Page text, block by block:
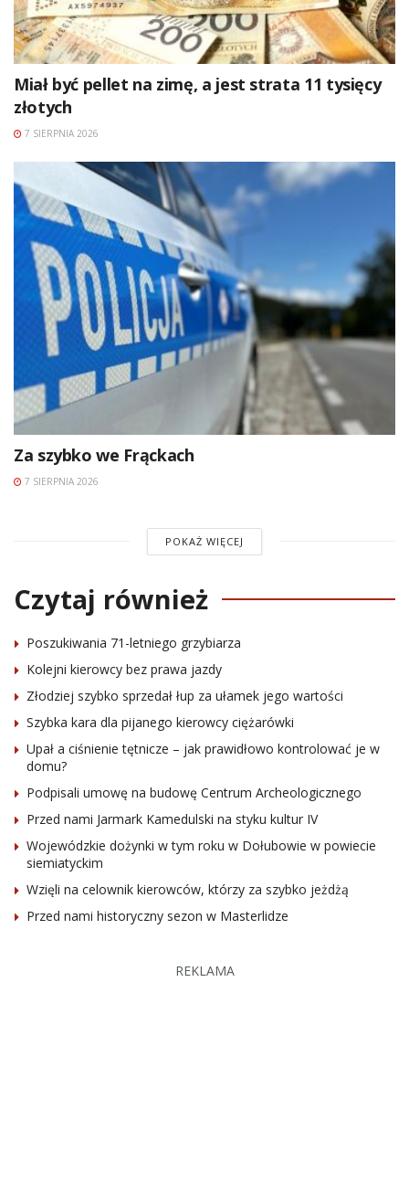
Miał być pellet na zimę, a jest strata 11 tysięcy
złotych
7 SIERPNIA 2026
Za szybko we Frąckach
7 SIERPNIA 2026
POKAŻ WIĘCEJ
Czytaj również
Poszukiwania 71-letniego grzybiarza
Kolejni kierowcy bez prawa jazdy
Złodziej szybko sprzedał łup za ułamek jego wartości
Szybka kara dla pijanego kierowcy ciężarówki
Upał a ciśnienie tętnicze – jak prawidłowo kontrolować je w
domu?
Podpisali umowę na budowę Centrum Archeologicznego
Przed nami Jarmark Kamedulski na styku kultur IV
Wojewódzkie dożynki w tym roku w Dołubowie w powiecie
siemiatyckim
Wzięli na celownik kierowców, którzy za szybko jeżdżą
Przed nami historyczny sezon w Masterlidze
REKLAMA